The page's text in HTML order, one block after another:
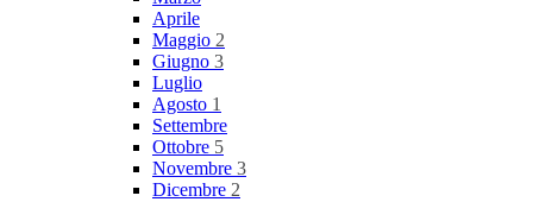
Aprile
Maggio 2
Giugno 3
Luglio
Agosto 1
Settembre
Ottobre 5
Novembre 3
Dicembre 2